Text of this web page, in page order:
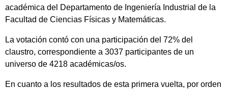
académica del Departamento de Ingeniería Industrial de la
Facultad de Ciencias Físicas y Matemáticas.
La votación contó con una participación del 72% del
claustro, correspondiente a 3037 participantes de un
universo de 4218 académicas/os.
En cuanto a los resultados de esta primera vuelta, por orden